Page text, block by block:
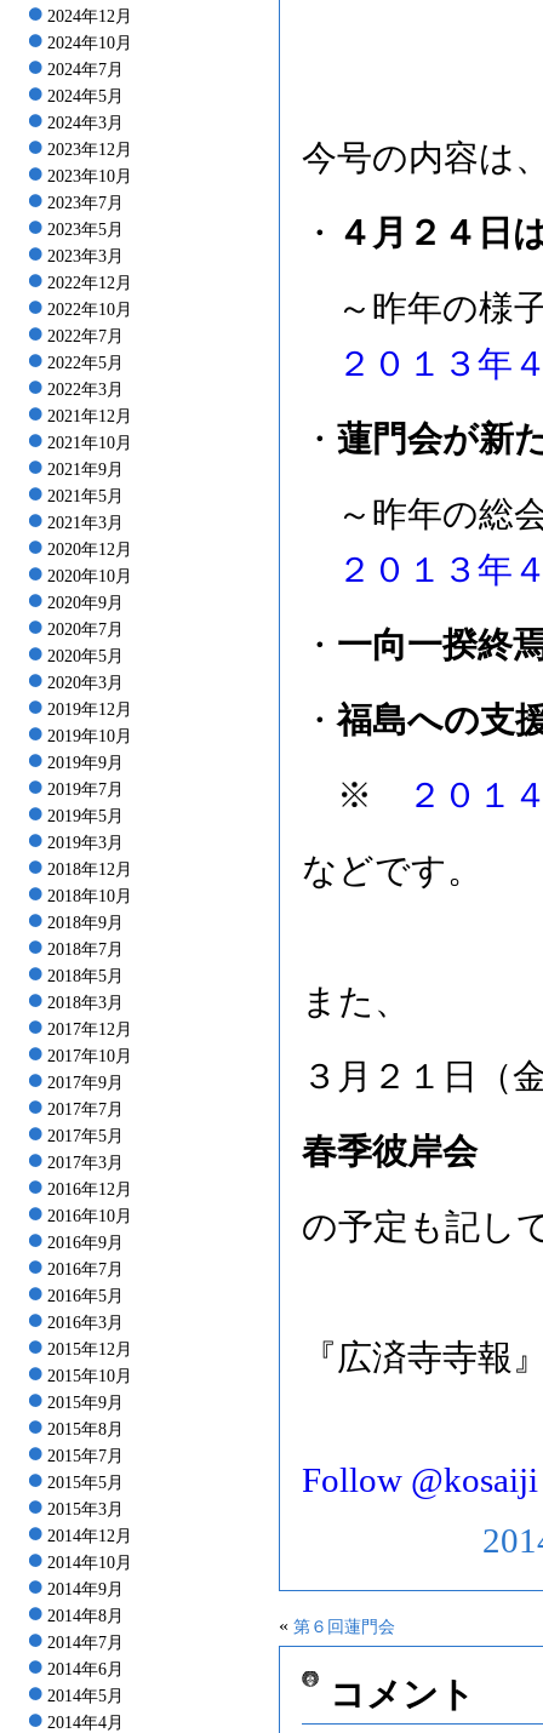
2024年12月
2024年10月
2024年7月
2024年5月
2024年3月
2023年12月
2023年10月
2023年7月
2023年5月
2023年3月
2022年12月
2022年10月
2022年7月
2022年5月
2022年3月
2021年12月
2021年10月
2021年9月
2021年5月
2021年3月
2020年12月
2020年10月
2020年9月
2020年7月
2020年5月
2020年3月
2019年12月
2019年10月
2019年9月
2019年7月
2019年5月
2019年3月
2018年12月
2018年10月
2018年9月
2018年7月
2018年5月
2018年3月
2017年12月
2017年10月
2017年9月
2017年7月
2017年5月
2017年3月
2016年12月
2016年10月
2016年9月
2016年7月
2016年5月
2016年3月
2015年12月
2015年10月
2015年9月
2015年8月
2015年7月
2015年5月
2015年3月
2014年12月
2014年10月
2014年9月
2014年8月
2014年7月
2014年6月
2014年5月
2014年4月
今号の内容は
・ ４月２４日
～昨年の様
２０１３年
・ 蓮門会が新
～昨年の総
２０１３年
・ 一向一揆終
・福島への支
※
２０１
などです。
また、
３月２１日（
春季彼岸会
の予定も記し
『広済寺寺
Follow @kosaiji
« 第６回蓮門会
コメント